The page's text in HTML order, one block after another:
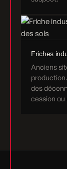
Friches
Anciens
des
cession ou